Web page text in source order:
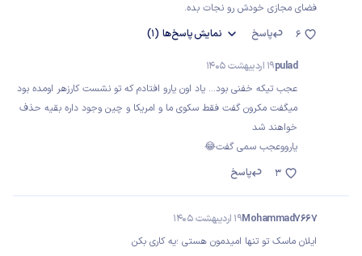
فضای مجازی خودش رو نجات بده.
پاسخ
نمایشپاسخ‌ها (1) 6
pulad19 اردیبهشت 1405
عجب تیکه خفنی بود... یاد اون یارو افتادم که تو نشست کارزهر اومده بود
میگفت مکرون گفت فقط سکوی ما و امریکا و چین وجود داره بقیه حذف
خواهند شد
یارووعجب سمی گفت😂
پاسخ
3
Mohammad766719 اردیبهشت 1405
ایلان ماسک تو تنها امیدمون هستی ؛یه کاری بکن